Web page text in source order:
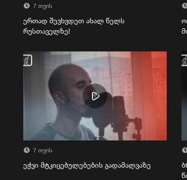
7 თვის
ერთად შევხვდეთ ახალ წელს
რუსთაველზე!
7 თვის
ეჭვი მტკიცებულებების გადამალვაზე